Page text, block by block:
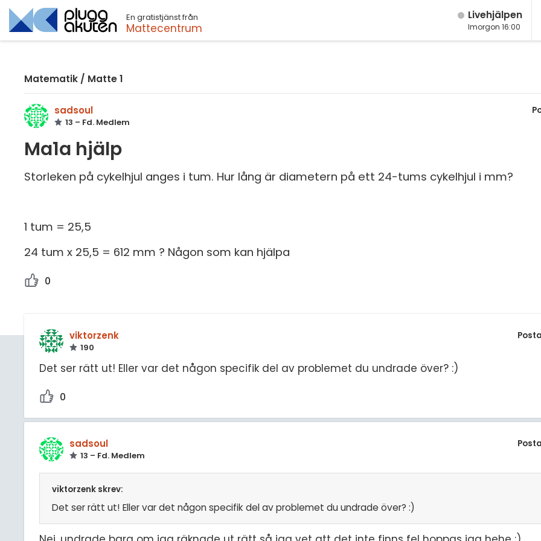
En gratistjänst från
Mattecentrum
Live­hjälpen
Imorgon 16:00
Matematik / Matte 1
sadsoul
13 – Fd. Medlem
Ma1a hjälp
Storleken på cykelhjul anges i tum. Hur lång är diametern på ett 24-tums cykelhjul i mm?
1 tum = 25,5
24 tum x 25,5 = 612 mm ? Någon som kan hjälpa
0
viktorzenk
190
Det ser rätt ut! Eller var det någon specifik del av problemet du undrade över? :)
0
sadsoul
13 – Fd. Medlem
viktorzenk skrev:
Det ser rätt ut! Eller var det någon specifik del av problemet du undrade över? :)
Sök